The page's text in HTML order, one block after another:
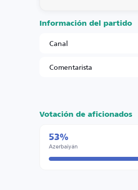
Información del partido
Canal
Comentarista
Votación de aficionados
53%
Azerbaiyán